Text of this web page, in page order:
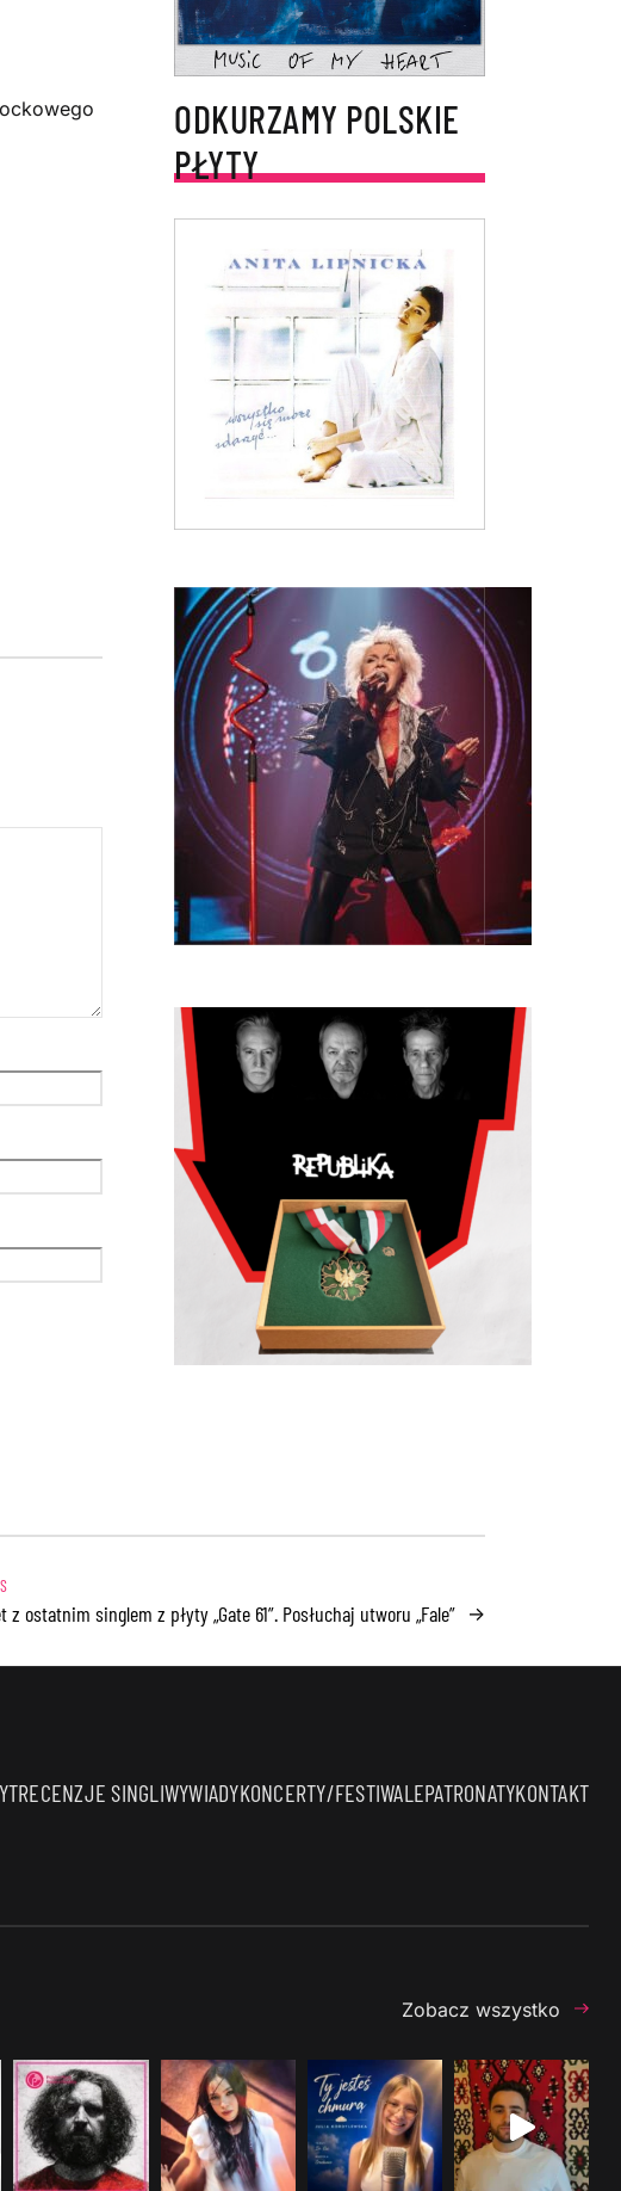
ODKURZAMY POLSKIE
PŁYTY
z ostatnim singlem z płyty „Gate 61”. Posłuchaj utworu „Fale” →
RECENZJE SINGLIWYWIADYKONCERTY/FESTIWALEPATRONATYKONTAKT
Zobacz wszystko